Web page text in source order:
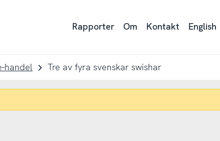
Rapporter Om Kontakt English
handel Tre av fyra svenskar swishar